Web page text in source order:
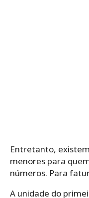
Entretanto,
menores para
números. Para
A unidade do